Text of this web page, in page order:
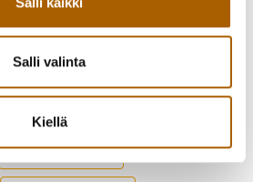
Salli valinta
Kiellä
Jaa Twitterissä